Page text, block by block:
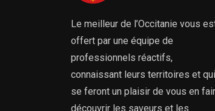
Le meilleur de l’Occitanie vous
offert par une équipe de
professionnels réactifs,
connaissant leurs territoires et qui
se feront un plaisir de vous en
découvrir les saveurs et les